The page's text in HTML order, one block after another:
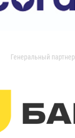
Генеральный партнер